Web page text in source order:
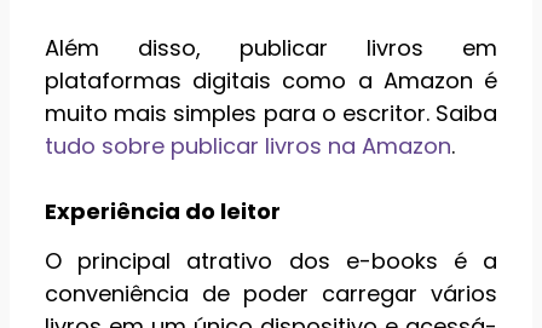
Além disso, publicar livros em
plataformas digitais como a Amazon é
muito mais simples para o escritor. Saiba
tudo sobre publicar livros na Amazon.
Experiência do leitor
O principal atrativo dos e-books é a
conveniência de poder carregar vários